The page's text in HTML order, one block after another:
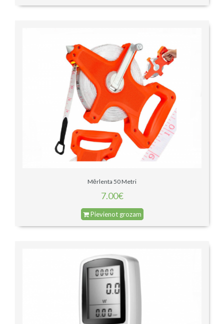
Mērlenta 50 Metri
7.00€
Pievienot grozam